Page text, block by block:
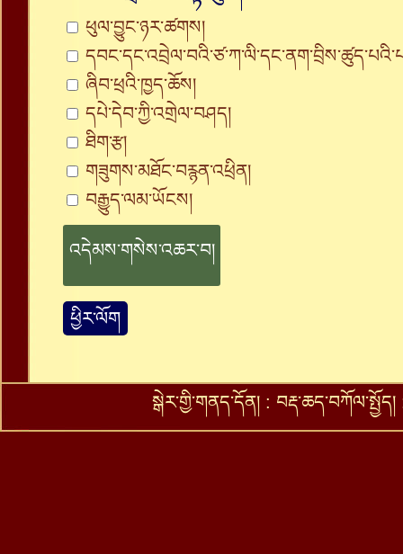
ཕུལ་བྱུང་ཉར་ཚགས།
ཞིབ་ཕྲའི་ཁྱད་ཆོས།
དཔེ་དེབ་ཀྱི་འགྲེལ་བཤད།
ཐིག་རྩ།
གཟུགས་མཐོང་བརྙན་འཕྲིན།
བརྒྱུད་ལམ་ཡོངས།
ཕྱིར་ལོག
སྒེར་གྱི་གནད་དོན། : བརྡ་ཆད་བཀོལ་སྤྱོད།